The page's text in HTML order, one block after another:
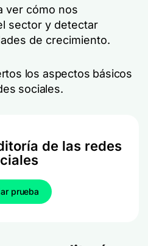
ver cómo nos
sector y detectar
de crecimiento.
los aspectos básicos
sociales.
de las redes
prueba